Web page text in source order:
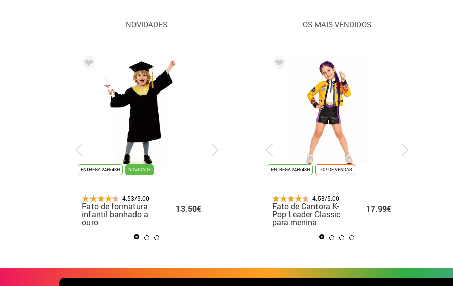
NOVIDADES
ENTREGA 24H/48H NOVIDADE
4.53/5.00
Fato de formatura
infantil banhado a
ouro
13.50€
ENTREGA 24H/48H NOVIDADE
4.53/5.00
Fato branco de
cantora de K-Pop
para menina
17.99€ Fato de formatura
dourado para adulto
OS MAIS VENDIDOS
ENTREGA 3/4 DIAS
Fato de Marilyn para
mulher
ENTREGA 24H/48H TOP DE VENDAS
4.53/5.00
Fato de Cantora K-
Pop Leader Classic
para menina
17.99€
ENTREGA
Fato
ENTREGA 24H/48H
Fato de rato para
mulher